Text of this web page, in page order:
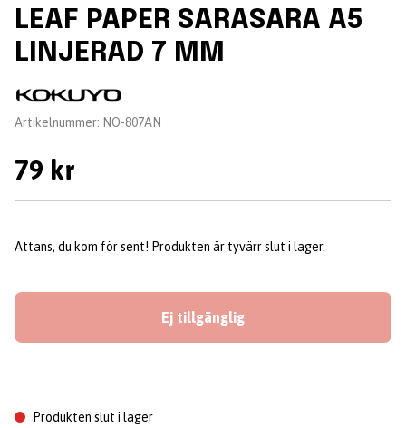
LEAF PAPER SARASARA A5
LINJERAD 7 MM
Leverantör:
Artikelnummer: NO-807AN
79 kr
Attans, du kom för sent! Produkten är tyvärr slut i lager.
Ej tillgänglig
Produkten slut i lager